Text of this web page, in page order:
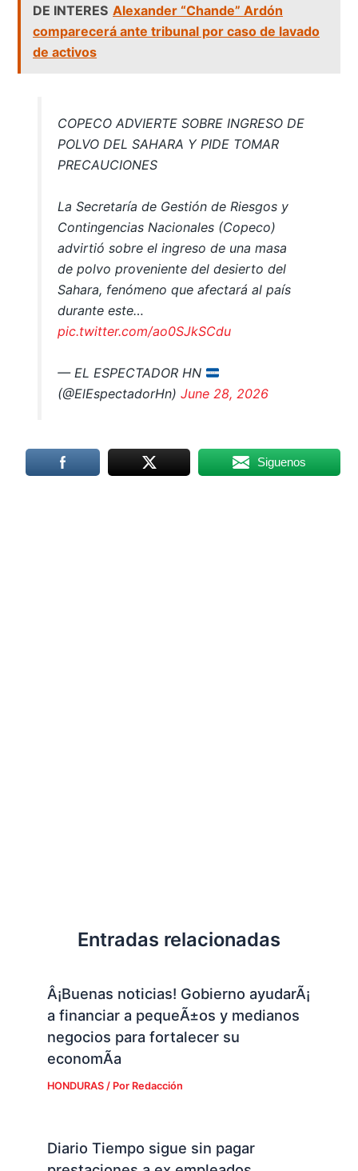
DE INTERES Alexander “Chande” Ardón
comparecerá ante tribunal por caso de lavado
de activos
COPECO ADVIERTE SOBRE INGRESO DE
POLVO DEL SAHARA Y PIDE TOMAR
PRECAUCIONES
La Secretaría de Gestión de Riesgos y
Contingencias Nacionales (Copeco)
advirtió sobre el ingreso de una masa
de polvo proveniente del desierto del
Sahara, fenómeno que afectará al país
durante este…
pic.twitter.com/ao0SJkSCdu
— EL ESPECTADOR HN
(@ElEspectadorHn) June 28, 2026
Siguenos
Entradas relacionadas
Â¡Buenas noticias! Gobierno ayudarÃ¡
a financiar a pequeÃ±os y medianos
negocios para fortalecer su
economÃ­a
HONDURAS/ Por Redacción
Diario Tiempo sigue sin pagar